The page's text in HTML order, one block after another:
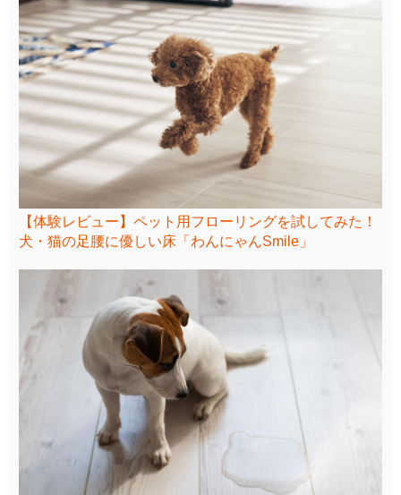
【体験レビュー】ペット用フローリングを試してみた！
犬・猫の足腰に優しい床「わんにゃんSmile」